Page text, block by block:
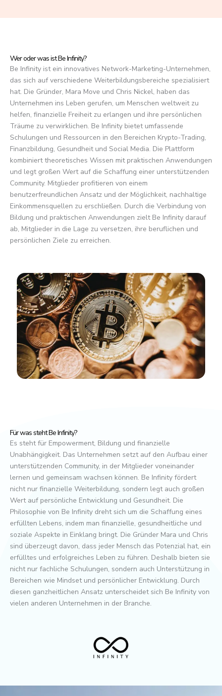
5
Wer oder was ist Be Infinity?
Be Infinity ist ein innovatives Network-Marketing-Unternehmen,
das sich auf verschiedene Weiterbildungsbereiche spezialisiert
hat. Die Gründer, Mara Move und Chris Nickel, haben das
Unternehmen ins Leben gerufen, um Menschen weltweit zu
helfen, finanzielle Freiheit zu erlangen und ihre persönlichen
Träume zu verwirklichen. Be Infinity bietet umfassende
Schulungen und Ressourcen in den Bereichen Krypto-Trading,
Finanzbildung, Gesundheit und Social Media. Die Plattform
kombiniert theoretisches Wissen mit praktischen Anwendungen
und legt großen Wert auf die Schaffung einer unterstützenden
Community. Mitglieder profitieren von einem
benutzerfreundlichen Ansatz und der Möglichkeit, nachhaltige
Einkommensquellen zu erschließen. Durch die Verbindung von
Bildung und praktischen Anwendungen zielt Be Infinity darauf
ab, Mitglieder in die Lage zu versetzen, ihre beruflichen und
persönlichen Ziele zu erreichen.
Für was steht Be Infinity?
Es steht für Empowerment, Bildung und finanzielle
Unabhängigkeit. Das Unternehmen setzt auf den Aufbau einer
unterstützenden Community, in der Mitglieder voneinander
lernen und gemeinsam wachsen können. Be Infinity fördert
nicht nur finanzielle Weiterbildung, sondern legt auch großen
Wert auf persönliche Entwicklung und Gesundheit. Die
Philosophie von Be Infinity dreht sich um die Schaffung eines
erfüllten Lebens, indem man finanzielle, gesundheitliche und
soziale Aspekte in Einklang bringt. Die Gründer Mara und Chris
sind überzeugt davon, dass jeder Mensch das Potenzial hat, ein
erfülltes und erfolgreiches Leben zu führen. Deshalb bieten sie
nicht nur fachliche Schulungen, sondern auch Unterstützung in
Bereichen wie Mindset und persönlicher Entwicklung. Durch
diesen ganzheitlichen Ansatz unterscheidet sich Be Infinity von
vielen anderen Unternehmen in der Branche.